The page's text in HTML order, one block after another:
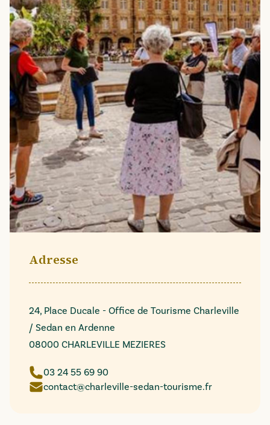
Adresse
24, Place Ducale - Office de Tourisme Charleville
/ Sedan en Ardenne
08000 CHARLEVILLE MEZIERES
03 24 55 69 90
contact@charleville-sedan-tourisme.fr